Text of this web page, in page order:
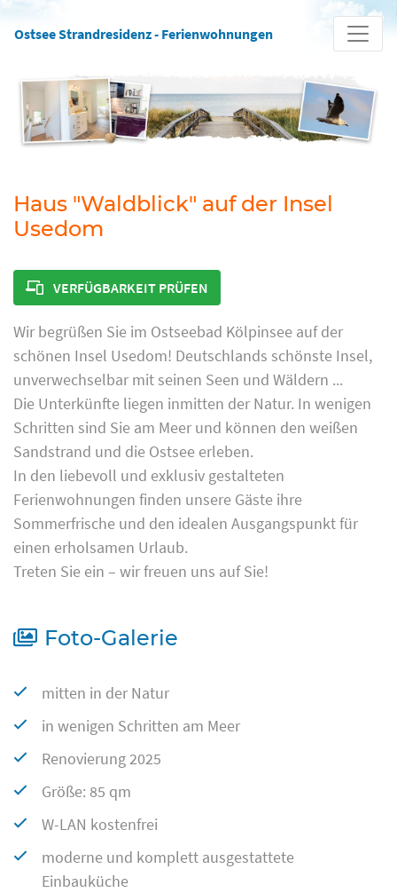
Ostsee Strandresidenz - Ferienwohnungen
Haus "Waldblick" auf der Insel
Usedom
VERFÜGBARKEIT PRÜFEN
Wir begrüßen Sie im Ostseebad Kölpinsee auf der
schönen Insel Usedom! Deutschlands schönste Insel,
unverwechselbar mit seinen Seen und Wäldern ...
Die Unterkünfte liegen inmitten der Natur. In wenigen
Schritten sind Sie am Meer und können den weißen
Sandstrand und die Ostsee erleben.
In den liebevoll und exklusiv gestalteten
Ferienwohnungen finden unsere Gäste ihre
Sommerfrische und den idealen Ausgangspunkt für
einen erholsamen Urlaub.
Treten Sie ein – wir freuen uns auf Sie!
Foto-Galerie
mitten in der Natur
in wenigen Schritten am Meer
Renovierung 2025
Größe: 85 qm
W-LAN kostenfrei
moderne und komplett ausgestattete
Einbauküche